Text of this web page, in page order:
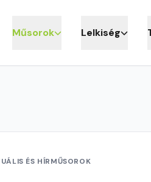
Műsorok Lelkiség
ÉS HÍRMŰSOROK